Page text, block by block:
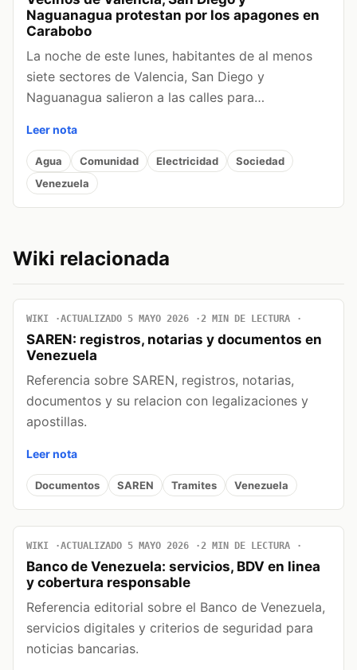
Naguanagua protestan por los apagones en
Carabobo
La noche de este lunes, habitantes de al menos
siete sectores de Valencia, San Diego y
Naguanagua salieron a las calles para…
Leer nota
Agua Comunidad Electricidad
Sociedad
Venezuela
Wiki relacionada
WIKI ACTUALIZADO 5 MAYO 2026 2 MIN DE LECTURA
SAREN: registros, notarias y documentos en
Venezuela
Referencia sobre SAREN, registros, notarias,
documentos y su relacion con legalizaciones y
apostillas.
Leer nota
Documentos SAREN Tramites Venezuela
WIKI ACTUALIZADO 5 MAYO 2026 2 MIN DE LECTURA
Banco de Venezuela: servicios, BDV en linea
y cobertura responsable
Referencia editorial sobre el Banco de Venezuela,
servicios digitales y criterios de seguridad para
noticias bancarias.